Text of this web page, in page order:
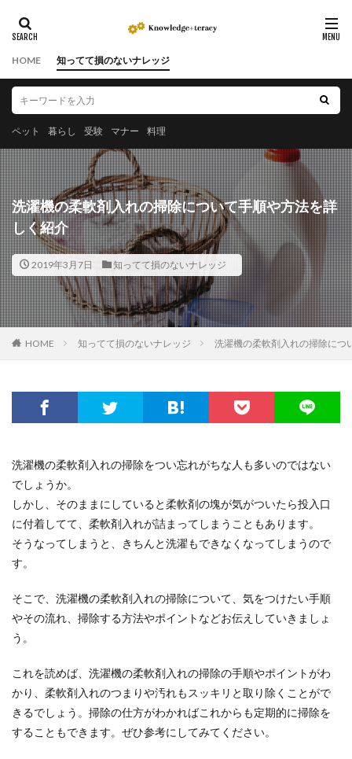
HOME 知ってて損のないナレッジ
ペット 暮らし 受験 マナー 料理
洗濯機の柔軟剤入れの掃除について手順や方法を詳
しく紹介
2019年3月7日 知ってて損のないナレッジ
HOME 知ってて損のないナレッジ 洗濯機の柔軟剤入れの掃除につ
洗濯機の柔軟剤入れの掃除をつい忘れがちな人も多いのではない
でしょうか。
しかし、そのままにしていると柔軟剤の塊が気がついたら投入口
に付着してて、柔軟剤入れが詰まってしまうこともあります。
そうなってしまうと、きちんと洗濯もできなくなってしまうので
す。
そこで、洗濯機の柔軟剤入れの掃除について、気をつけたい手順
やその流れ、掃除する方法やポイントなどお伝えしていきましょ
う。
これを読めば、洗濯機の柔軟剤入れの掃除の手順やポイントがわ
かり、柔軟剤入れのつまりや汚れもスッキリと取り除くことがで
きるでしょう。掃除の仕方がわかればこれからも定期的に掃除を
することもできます。ぜひ参考にしてみてください。